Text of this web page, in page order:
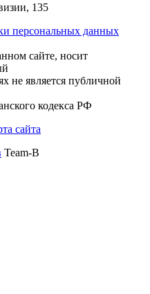
135
персональных данных
сайте, носит
не является публичной
кодекса РФ
сайта
Team-B